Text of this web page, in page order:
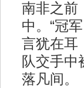
南非之前
中。“冠
言犹在耳
队交手中
落凡间。